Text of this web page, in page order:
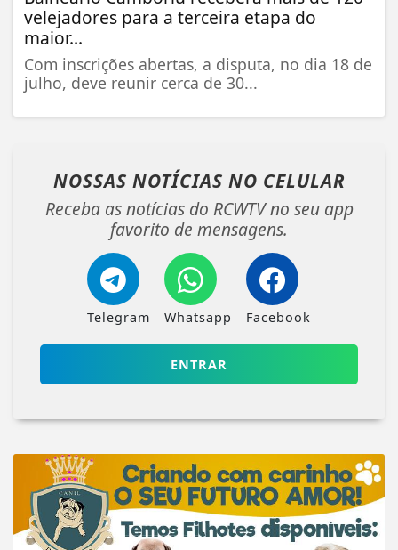
velejadores para a terceira etapa do
maior...
Com inscrições abertas, a disputa, no dia 18 de
julho, deve reunir cerca de 30...
NOSSAS NOTÍCIAS NO CELULAR
Receba as notícias do RCWTV no seu app
favorito de mensagens.
Telegram Whatsapp Facebook
ENTRAR